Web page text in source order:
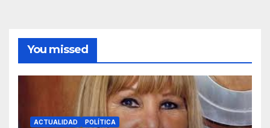
You missed
ACTUALIDAD POLÍTICA